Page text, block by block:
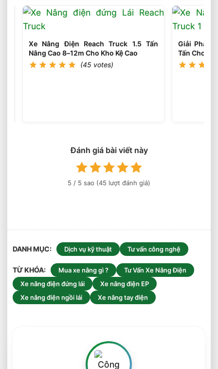
1.8
Tấn
Lựa
Tối
Ưu
Cho
Xe Nâng Điện Reach Truck 1.5 Tấn
Nâng Cao 8–12m Cho Kho Kệ Cao
(45 votes)
Giải Pháp
Tấn Cho Kệ
Đánh giá bài viết này
5 / 5 sao (45 lượt đánh giá)
DANH MỤC Dịch vụ kỹ thuật Tư vấn công nghệ
TỪ KHÓA Mua xe nâng gì ?
Tư Vấn Xe Nâng Điện
Xe nâng điện đứng lái
Xe nâng điện EP
Xe nâng điện ngồi lái
Xe nâng tay điện